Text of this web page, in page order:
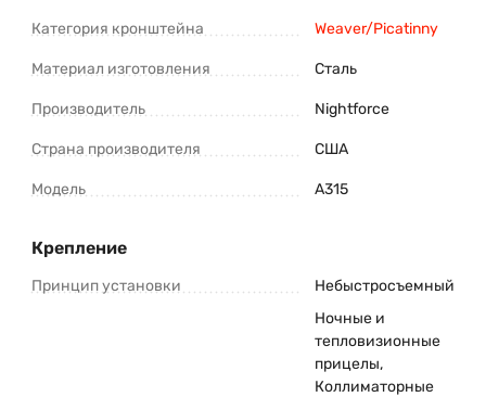
Категория кронштейна Weaver/Picatinny
Материал изготовления Сталь
Производитель Nightforce
Страна производителя США
Модель A315
Крепление
Принцип установки Небыстросъемный
Ночные и
тепловизионные
прицелы,
Коллиматорные